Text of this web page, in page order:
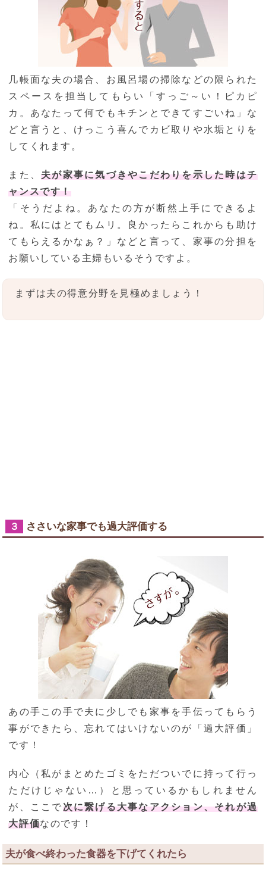
几帳面な夫の場合、お風呂場の掃除などの限られた
スペースを担当してもらい「すっご～い！ピカピ
カ。あなたって何でもキチンとできてすごいね」な
どと言うと、けっこう喜んでカビ取りや水垢とりを
してくれます。
また、夫が家事に気づきやこだわりを示した時はチ
ャンスです！
「そうだよね。あなたの方が断然上手にできるよ
ね。私にはとてもムリ。良かったらこれからも助け
てもらえるかなぁ？」などと言って、家事の分担を
お願いしている主婦もいるそうですよ。
まずは夫の得意分野を見極めましょう！
３ ささいな家事でも過大評価する
あの手この手で夫に少しでも家事を手伝ってもらう
事ができたら、忘れてはいけないのが「過大評価」
です！
内心（私がまとめたゴミをただついでに持って行っ
ただけじゃない…）と思っているかもしれません
が、ここで次に繋げる大事なアクション、それが過
大評価なのです！
夫が食べ終わった食器を下げてくれたら